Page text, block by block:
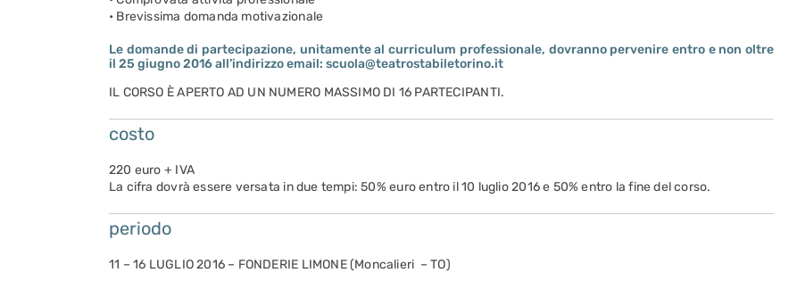
• Brevissima domanda motivazionale
Le domande di partecipazione, unitamente al curriculum professionale, dovranno pervenire entro e non oltre
il 25 giugno 2016 all’indirizzo email: scuola@teatrostabiletorino.it
IL CORSO È APERTO AD UN NUMERO MASSIMO DI 16 PARTECIPANTI.
costo
220 euro + IVA
La cifra dovrà essere versata in due tempi: 50% euro entro il 10 luglio 2016 e 50% entro la fine del corso.
periodo
11 – 16 LUGLIO 2016 – FONDERIE LIMONE (Moncalieri – TO)